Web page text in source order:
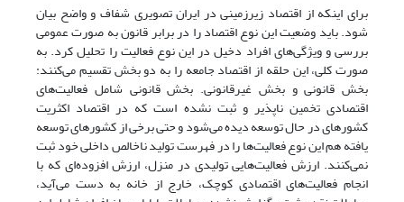
برای اینکه از اقتصاد زیرزمینی در ایران تصویری شفاف و واضح بیان
شود. باید وضعیت این نوع اقتصاد را در برابر قانون به صورت عمومی
بررسی و ویژگی‌های افراد دخیل در این نوع فعالیت را تحلیل کرد. به
صورت کلی، این حلقه از اقتصاد جامعه را به دو بخش تقسیم می‌کنند:
بخش قانونی و بخش غیرقانونی. بخش قانونی شامل فعالیت‌های
اقتصادی تخمین ناپذیر و ثبت نشده است که در اقتصاد اکثریت
کشورهای در حال توسعه دیده می‌شود و حتی برخی از کشورهای توسعه
یافته هم این نوع فعالیت‌ها را در فهرست تولید ناخالص داخلی خود ثبت
نمی‌کنند. ارزش فعالیت‌هایی تولیدی در منزل، ارزش افزوده‌ای که با
انجام فعالیت‌های اقتصادی کوچک، خارج از خانه به دست می‌آید،